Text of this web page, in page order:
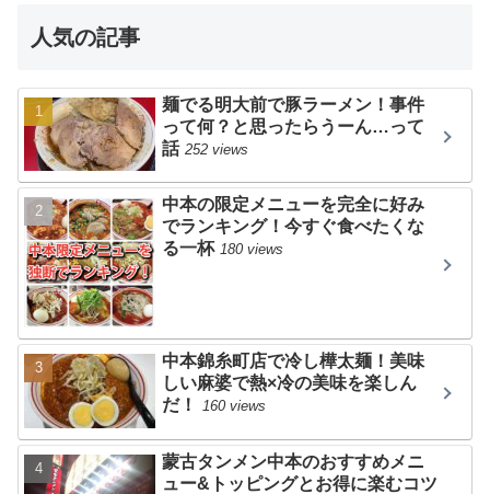
人気の記事
麺でる明大前で豚ラーメン！事件
って何？と思ったらうーん…って
話 252 views
中本の限定メニューを完全に好み
でランキング！今すぐ食べたくな
る一杯 180 views
中本錦糸町店で冷し樺太麺！美味
しい麻婆で熱×冷の美味を楽しん
だ！
160 views
蒙古タンメン中本のおすすめメニ
ュー&トッピングとお得に楽むコツ